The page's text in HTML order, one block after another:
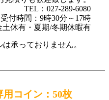
TEL：027-289-6080
受付時間：9時30分～17時
休有・夏期/冬期休暇有
承っておりません。
コイン：50枚